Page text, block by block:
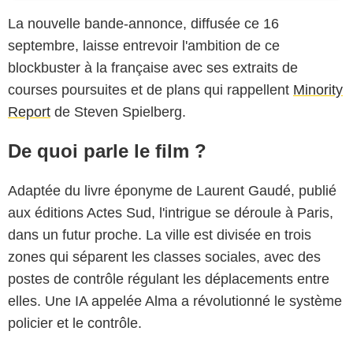
La nouvelle bande-annonce, diffusée ce 16
septembre, laisse entrevoir l'ambition de ce
blockbuster à la française avec ses extraits de
courses poursuites et de plans qui rappellent Minority
Report de Steven Spielberg.
De quoi parle le film ?
Adaptée du livre éponyme de Laurent Gaudé, publié
aux éditions Actes Sud, l'intrigue se déroule à Paris,
dans un futur proche. La ville est divisée en trois
zones qui séparent les classes sociales, avec des
postes de contrôle régulant les déplacements entre
elles. Une IA appelée Alma a révolutionné le système
policier et le contrôle.